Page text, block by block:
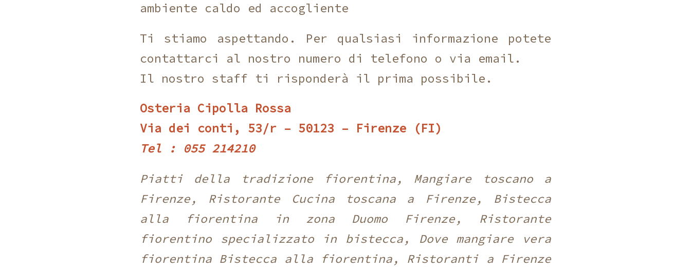
ambiente caldo ed accogliente
Ti stiamo aspettando. Per qualsiasi informazione potete
contattarci al nostro numero di telefono o via email.
Il nostro staff ti risponderà il prima possibile.
Osteria Cipolla Rossa
Via dei conti, 53/r – 50123 – Firenze (FI)
Tel : 055 214210 ‎
Piatti della tradizione fiorentina, Mangiare toscano a
Firenze, Ristorante Cucina toscana a Firenze, Bistecca
alla fiorentina in zona Duomo Firenze, Ristorante
fiorentino specializzato in bistecca, Dove mangiare vera
fiorentina Bistecca alla fiorentina, Ristoranti a Firenze